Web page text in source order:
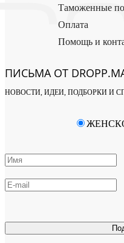
Таможенные
Оплата
Помощь и
ПИСЬМА ОТ
НОВОСТИ, ИДЕИ, ПОДБОРКИ И